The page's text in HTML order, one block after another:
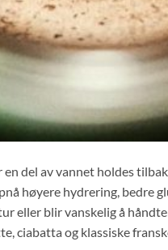
del av vannet holdes
høyere hydrering, bedre
eller blir vanskelig å
ciabatta og klassiske